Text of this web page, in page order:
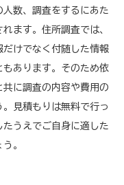
数、調査をするにあた
ます。住所調査では、
けでなく付随した情報
あります。そのため依
に調査の内容や費用の
見積もりは無料で行っ
うえでご自身に適した
。